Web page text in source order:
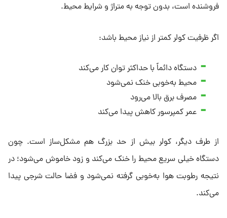
فروشنده است، بدون توجه به متراژ و شرایط محیط.
اگر ظرفیت کولر کمتر از نیاز محیط باشد:
دستگاه دائماً با حداکثر توان کار می‌کند
محیط به‌خوبی خنک نمی‌شود
مصرف برق بالا می‌رود
عمر کمپرسور کاهش پیدا می‌کند
از طرف دیگر، کولر بیش از حد بزرگ هم مشکل‌ساز است. چون
دستگاه خیلی سریع محیط را خنک می‌کند و زود خاموش می‌شود؛ در
نتیجه رطوبت هوا به‌خوبی گرفته نمی‌شود و فضا حالت شرجی پیدا
می‌کند.